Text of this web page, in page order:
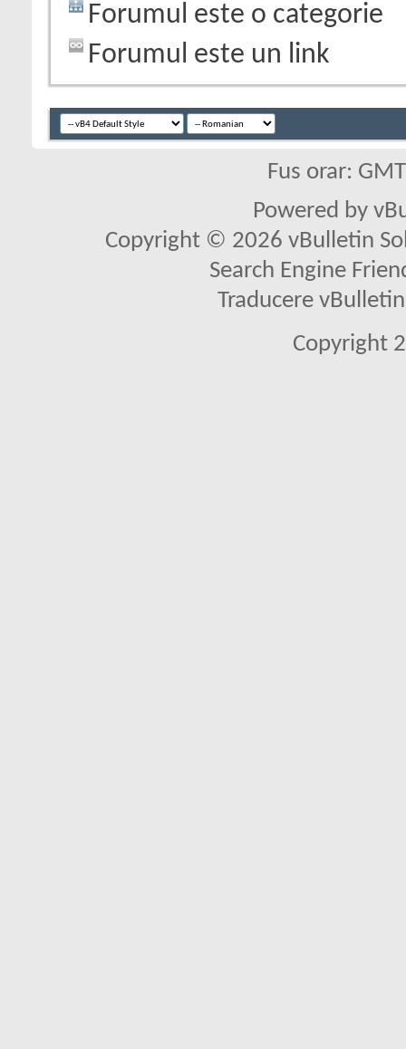
Forumul este o categorie
Forumul este un link
Fus orar:
Powered by
Copyright © 2026 vBulletin
Search Engine
Traducere
Copyright